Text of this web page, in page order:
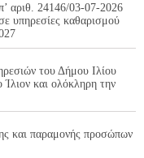
αριθ. 24146/03-07-2026
υπηρεσίες καθαρισμού
του Δήμου Ιλίου
Ίλιον και ολόκληρη την
και παραμονής προσώπων